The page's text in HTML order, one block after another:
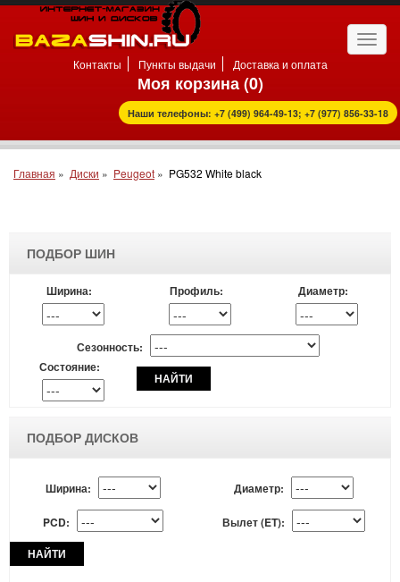
Контакты Пункты выдачи Доставка и оплата
Моя корзина (0)
Наши телефоны: +7 (499) 964-49-13; +7 (977) 856-33-18
Главная » Диски » Peugeot » PG532 White black
ПОДБОР ШИН
Ширина: Профиль: Диаметр:
Сезонность:
Состояние:
НАЙТИ
ПОДБОР ДИСКОВ
Ширина: Диаметр:
PCD:
Вылет (ET):
НАЙТИ